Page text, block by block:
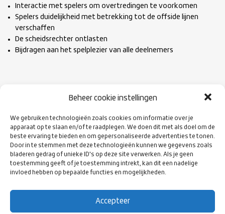
Beheer cookie instellingen
We gebruiken technologieën zoals cookies om informatie over je
apparaat op te slaan en/of te raadplegen. We doen dit met als doel om de
beste ervaring te bieden en om gepersonaliseerde advertenties te tonen.
Door in te stemmen met deze technologieën kunnen we gegevens zoals
bladeren gedrag of unieke ID's op deze site verwerken. Als je geen
toestemming geeft of je toestemming intrekt, kan dit een nadelige
invloed hebben op bepaalde functies en mogelijkheden.
Accepteer
Interactie met spelers om overtredingen te voorkomen
Spelers duidelijkheid met betrekking tot de offside lijnen
verschaffen
De scheidsrechter ontlasten
Bijdragen aan het spelplezier van alle deelnemers
Kijk voor meer informatie en inschrijving
VOLG ONS
OP SOCIAL